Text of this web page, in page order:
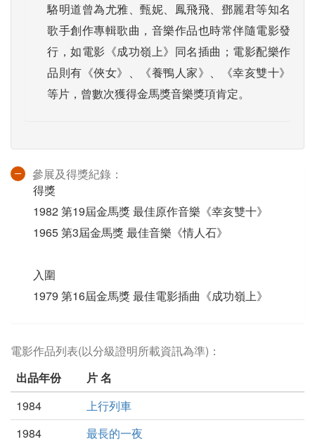
駱明道曾為尤雅、甄妮、鳳飛飛、鄧麗君等知名
歌手創作專輯歌曲，音樂作品也時常伴隨電影發
行，如電影《成功嶺上》同名插曲；電影配樂作
品則有《俠女》、《養鴨人家》、《幸亥雙十》
等片，曾數次獲得金馬獎音樂獎項肯定。
參展及得獎紀錄：
得獎
1982 第19屆金馬獎 最佳原作音樂《幸亥雙十》
1965 第3屆金馬獎 最佳音樂《情人石》
入圍
1979 第16屆金馬獎 最佳電影插曲《成功嶺上》
電影作品列表(以分級證明所載資訊為準)：
出品年份
片 名
1984
上行列車
1984
最長的一夜